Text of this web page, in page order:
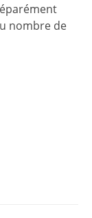
nombre de